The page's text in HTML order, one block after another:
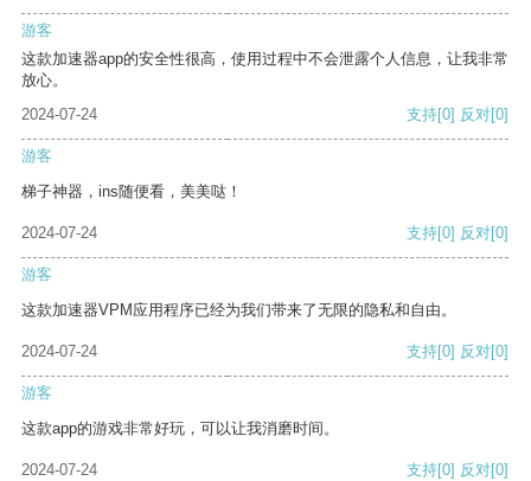
游客
这款加速器app的安全性很高，使用过程中不会泄露个人信息，让我非常
放心。
2024-07-24
支持[0] 反对[0]
游客
梯子神器，ins随便看，美美哒！
2024-07-24 支持[0] 反对[0]
游客
这款加速器VPM应用程序已经为我们带来了无限的隐私和自由。
2024-07-24 支持[0] 反对[0]
游客
这款app的游戏非常好玩，可以让我消磨时间。
2024-07-24 支持[0] 反对[0]